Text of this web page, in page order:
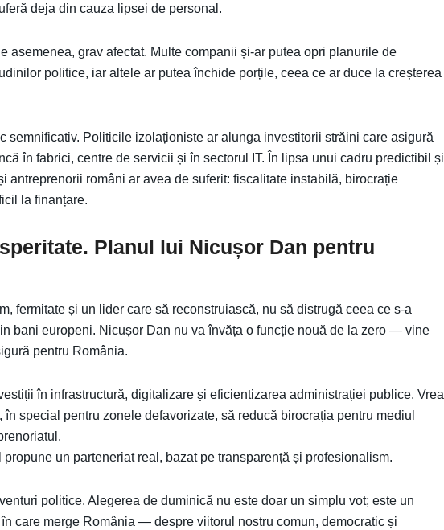
deja din cauza lipsei de personal.
asemenea, grav afectat. Multe companii și-ar putea opri planurile de
politice, iar altele ar putea închide porțile, ceea ce ar duce la creșterea
semnificativ. Politicile izolaționiste ar alunga investitorii străini care asigură
în fabrici, centre de servicii și în sectorul IT. În lipsa unui cadru predictibil și
antreprenorii români ar avea de suferit: fiscalitate instabilă, birocrație
la finanțare.
Planul lui Nicușor Dan pentru
fermitate și un lider care să reconstruiască, nu să distrugă ceea ce s-a
bani europeni. Nicușor Dan nu va învăța o funcție nouă de la zero — vine
pentru România.
în infrastructură, digitalizare și eficientizarea administrației publice. Vrea
special pentru zonele defavorizate, să reducă birocrația pentru mediul
un parteneriat real, bazat pe transparență și profesionalism.
politice. Alegerea de duminică nu este doar un simplu vot; este un
care merge România — despre viitorul nostru comun, democratic și